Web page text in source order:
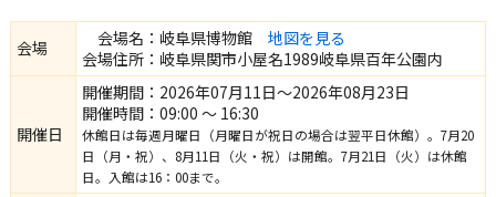
会場 会場名：岐阜県博物館 地図を見る
会場住所：岐阜県関市小屋名1989岐阜県百年公園内
開催日
開催期間：2026年07月11日～2026年08月23日
開催時間：09:00 ～ 16:30
休館日は毎週月曜日（月曜日が祝日の場合は翌平日休館）。7月20
日（月・祝）、8月11日（火・祝）は開館。7月21日（火）は休館
日。入館は16：00まで。